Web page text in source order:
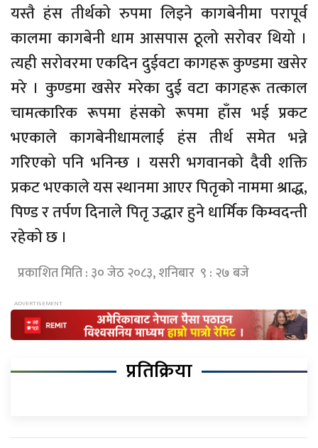
यस्तै हंस तीर्थको रुपमा लिइने कागबेनीमा परापूर्व
कालमा कागबेनी धाम आसपास ठूलो सरोवर थियो ।
त्यही सरोवरमा एकदिन दुईवटा कागहरू कुण्डमा खसेर
मरे । कुण्डमा खसेर मरेका दुई वटा कागहरू तत्काल
चामत्कारिक रूपमा हंसको रूपमा हाँस भई प्रकट
भएकाले कागबेनीधामलाई हंस तीर्थ समेत भन्ने
गरिएको पनि भनिन्छ । यसरी भगवानको दैवी शक्ति
प्रकट भएकाले यस स्थानमा आएर पितृको नाममा श्राद्ध,
पिण्ड र तर्पण दिनाले पितृ उद्धार हुने धार्मिक किम्वदन्ती
रहेको छ ।
प्रकाशित मिति : ३० जेठ २०८३, शनिबार ९ : २७ बजे
प्रतिक्रिया